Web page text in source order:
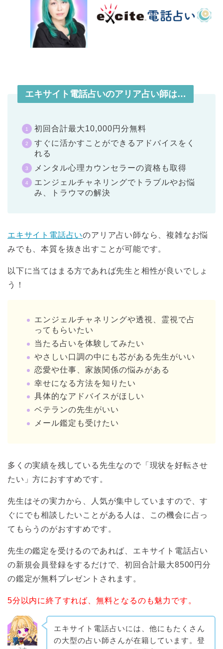
エキサイト電話占いのアリア占い師は…
初回合計最大10,000円分無料
すぐに活かすことができるアドバイスをく
れる
メンタル心理カウンセラーの資格も取得
エンジェルチャネリングでトラブルやお悩
み、トラウマの解決
エキサイト電話占いのアリア占い師なら、複雑なお悩
みでも、本質を抜き出すことが可能です。
以下に当てはまる方であれば先生と相性が良いでしょ
う！
エンジェルチャネリングや透視、霊視で占
ってもらいたい
当たる占いを体験してみたい
やさしい口調の中にも芯がある先生がいい
恋愛や仕事、家族関係の悩みがある
幸せになる方法を知りたい
具体的なアドバイスがほしい
ベテランの先生がいい
メール鑑定も受けたい
多くの実績を残している先生なので「現状を好転させ
たい」方におすすめです。
先生はその実力から、人気が集中していますので、す
ぐにでも相談したいことがある人は、この機会に占っ
てもらうのがおすすめです。
先生の鑑定を受けるのであれば、エキサイト電話占い
の新規会員登録をするだけで、初回合計最大8500円分
の鑑定が無料プレゼントされます。
5分以内に終了すれば、無料となるのも魅力です。
エキサイト電話占いには、他にもたくさん
の大型の占い師さんが在籍しています。登